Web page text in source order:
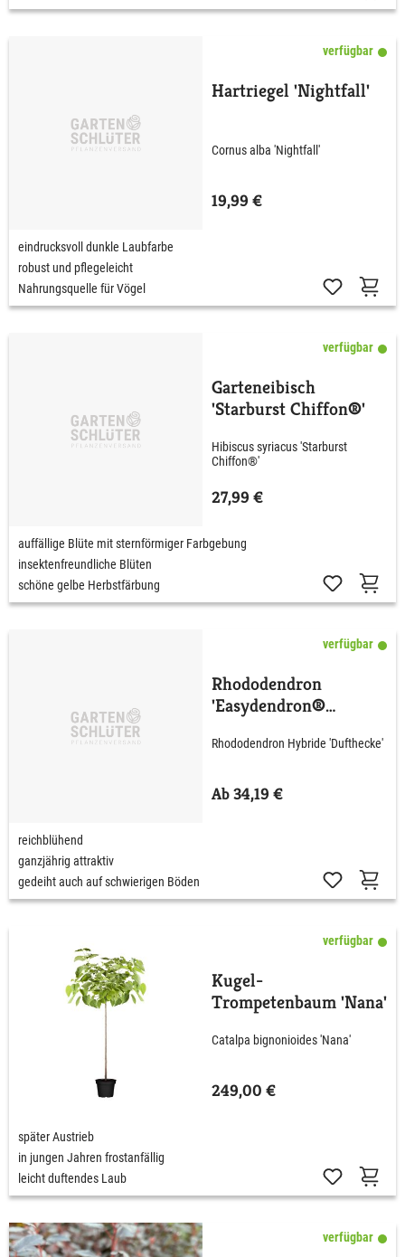
verfügbar
Hartriegel 'Nightfall'
Cornus alba 'Nightfall'
19,99 €
eindrucksvoll dunkle Laubfarbe
robust und pflegeleicht
Nahrungsquelle für Vögel
verfügbar
Garteneibisch
'Starburst Chiffon®'
Hibiscus syriacus 'Starburst
Chiffon®'
27,99 €
auffällige Blüte mit sternförmiger Farbgebung
insektenfreundliche Blüten
schöne gelbe Herbstfärbung
verfügbar
Rhododendron
'Easydendron®
Rhododendron Hybride 'Dufthecke'
Ab 34,19 €
reichblühend
ganzjährig attraktiv
gedeiht auch auf schwierigen Böden
verfügbar
Kugel-
Trompetenbaum 'Nana'
Catalpa bignonioides 'Nana'
249,00 €
später Austrieb
in jungen Jahren frostanfällig
leicht duftendes Laub
verfügbar